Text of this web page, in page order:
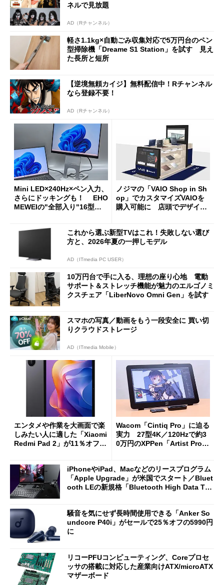
ネルで見放題
AD（Rチャンネル）
軽さ1.1kg×自動ごみ収集対応で5万円台のペン
型掃除機「Dreame S1 Station」を試す 見え
た長所と短所
【逆境無頼カイジ】無料配信中！Rチャンネル
なら登録不要！
AD（Rチャンネル）
Mini LED×240Hz×ペン入力、
さらにドッキングも！ EHO
MEWEIの"全部入り"16型モ
ノジマの「VAIO Shop in Sh
op」でカスタマイズVAIOを
購入可能に 店頭でデザイン
これから選ぶ新型TVはこれ！失敗しない選び
方と、2026年夏の一押しモデル
AD（ITmedia PC USER）
10万円台で手に入る、理想の座り心地 電動
サポート＆ストレッチ機能が魅力のエルゴノミ
クスチェア「LiberNovo Omni Gen」を試す
スマホの写真／動画をもう一段安全に 買い切
りクラウドストレージ
AD（ITmedia Mobile）
エンタメや作業を大画面で楽
しみたい人に適した「Xiaomi
Redmi Pad 2」が11％オフの
Wacom「Cintiq Pro」に迫る
実力 27型4K／120Hzで約3
0万円のXPPen「Artist Pro 2
iPhoneやiPad、Macなどのリースプログラム
「Apple Upgrade」が米国でスタート／Bluet
ooth LEの新規格「Bluetooth High Data Thr
騒音を気にせず長時間使用できる「Anker So
undcore P40i」がセールで25％オフの5990円
に
リコーPFUコンピューティング、Coreプロセ
ッサの搭載に対応した産業向けATX/microATX
マザーボード